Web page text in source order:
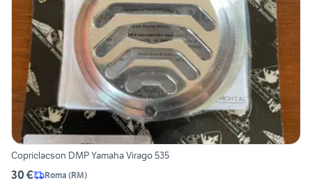
Copriclacson DMP Yamaha Virago 535
30 € Roma (RM)